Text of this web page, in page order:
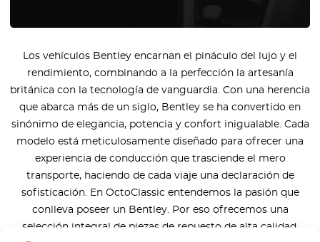
Los vehículos Bentley encarnan el pináculo del lujo y el
rendimiento, combinando a la perfección la artesanía
británica con la tecnología de vanguardia. Con una herencia
que abarca más de un siglo, Bentley se ha convertido en
sinónimo de elegancia, potencia y confort inigualable. Cada
modelo está meticulosamente diseñado para ofrecer una
experiencia de conducción que trasciende el mero
transporte, haciendo de cada viaje una declaración de
sofisticación. En OctoClassic entendemos la pasión que
conlleva poseer un Bentley. Por eso ofrecemos una
selección integral de piezas de repuesto de alta calidad,